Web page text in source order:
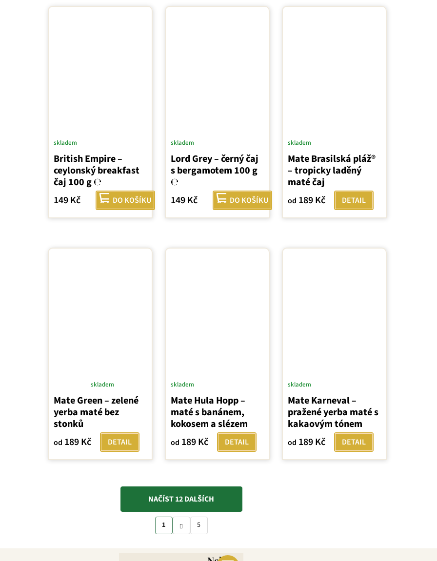
British Empire –
ceylonský breakfast
čaj 100 g ℮
skladem
149 Kč DO KOŠÍKU
Lord Grey – černý čaj
s bergamotem 100 g
℮
skladem
149 Kč DO KOŠÍKU
Mate Brasilská pláž®
– tropicky laděný
maté čaj
skladem
od 189 Kč DETAIL
Mate Green – zelené
yerba maté bez
stonků
hodnocení
produktu
je
4,0
z
5
skladem
od 189 Kč DETAIL
Mate Hula Hopp –
maté s banánem,
kokosem a slézem
skladem
od 189 Kč DETAIL
Mate Karneval –
pražené yerba maté s
kakaovým tónem
skladem
od 189 Kč DETAIL
O
v
l
NAČÍST 12 DALŠÍCH
S
t
1 5